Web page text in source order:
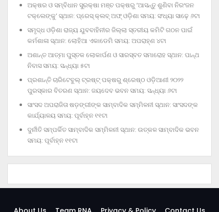
ଅକ୍ଷର ଓ ସମ୍ବିଧାନ ସୁରକ୍ଷା ମଞ୍ଚ ପକ୍ଷରୁ ‘ଆସନ୍ତୁ ଶୁଣିବା ନିରଂଜନ
ଟକ୍‌ଲେଙ୍କୁ’ ସ୍ଥାନ: ପ୍ରେସ୍‌ କ୍ଲବ୍‌ ଅଫ୍‌ ଓଡ଼ିଶା ସମୟ: ସଂଧ୍ୟା ସାଢ଼େ ୬ଟା
ସମୃଦ୍ଧ ଓଡ଼ିଶା ରାଜ୍ୟ ଯୁବବାହିନୀର ଜିଲ୍ଲା ସ୍ତରୀୟ କମିଟି ଗଠନ ପାଇଁ
କର୍ମଶାଳା ସ୍ଥାନ: ଲୋହିଆ ଏକାଡେମି ସମୟ: ଅପରାହ୍‌ଣ ୪ଟା
ଅଶାନ୍ତ ଆତ୍ମା ପୁସ୍ତକ ଲୋକାର୍ପଣ ଓ ସାରସ୍ବତ ସମାରୋହ ସ୍ଥାନ: ପାନ୍ଥ
ନିବାସ ସମୟ: ସନ୍ଧ୍ୟା ୫ଟା
ପ୍ରଶାନ୍ତି ଚାରିଟେବୁଲ୍‌ ଟ୍ରଷ୍ଟ୍‌ ପକ୍ଷରୁ ଶ୍ରେଷ୍ଠ ଓଡ଼ିଆଣୀ ୨୦୨୨
ପୁରସ୍କାର ବିତରଣ ସ୍ଥାନ: ଜୟଦେବ ଭବନ ସମୟ: ସନ୍ଧ୍ୟା ୬ଟା
ସାଂସଦ ଅପରାଜିତା ଷଡ଼ଙ୍ଗୀଙ୍କ ସାମ୍ବାଦିକ ସମ୍ମିଳନୀ ସ୍ଥାନ: ସାଂସଦଙ୍କ
କାର୍ଯ୍ୟାଳୟ ସମୟ: ପୂର୍ବାହ୍ନ ୧୧ଟା
ଦୁର୍ନୀତି ସମ୍ପର୍କିତ ସାମ୍ବାଦିକ ସମ୍ମିଳନୀ ସ୍ଥାନ: ଉତ୍କଳ ସାମ୍ବାଦିକ ଭବନ
ସମୟ: ପୂର୍ବାହ୍ନ ୧୧ଟା